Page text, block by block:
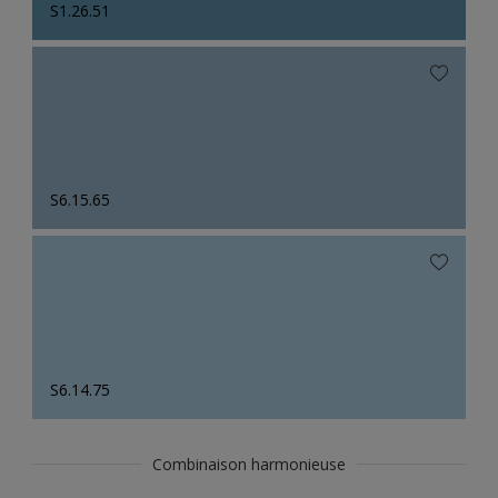
S1.26.51
S6.15.65
S6.14.75
Combinaison harmonieuse